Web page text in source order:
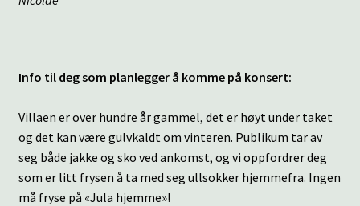
Info til deg som planlegger å komme på konsert:
Villaen er over hundre år gammel, det er høyt under taket
og det kan være gulvkaldt om vinteren. Publikum tar av
seg både jakke og sko ved ankomst, og vi oppfordrer deg
som er litt frysen å ta med seg ullsokker hjemmefra. Ingen
må fryse på «Jula hjemme»!